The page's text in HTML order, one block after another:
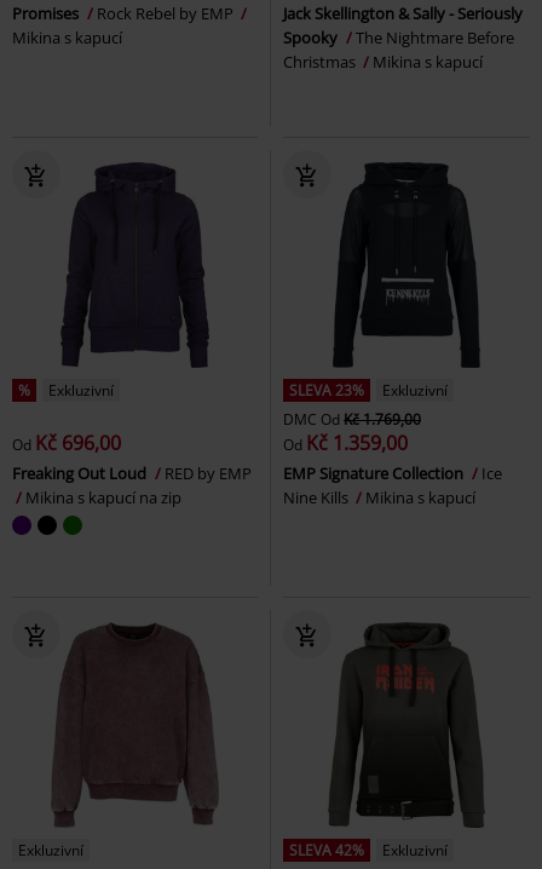
Promises
Rock Rebel by EMP
Mikina s kapucí
Jack Skellington & Sally - Seriously
Spooky
The Nightmare Before
Christmas
Mikina s kapucí
% Exkluzivní
Od Kč 696,00
Freaking Out Loud
RED by EMP
Mikina s kapucí na zip
SLEVA 23%
Exkluzivní
DMC Od Kč 1.769,00
Od Kč 1.359,00
EMP Signature Collection
Ice
Nine Kills
Mikina s kapucí
Exkluzivní SLEVA 42%
Exkluzivní